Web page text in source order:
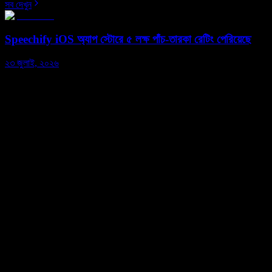
সব দেখুন
Speechify iOS অ্যাপ স্টোরে ৫ লক্ষ পাঁচ-তারকা রেটিং পেরিয়েছে
২৩ জুলাই, ২০২৬